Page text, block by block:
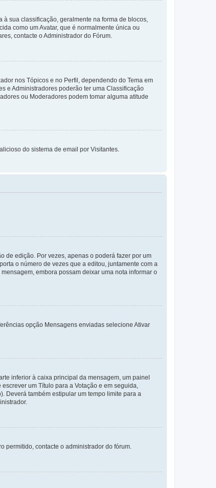
sua classificação, geralmente na forma de blocos,
como um Avatar, que é normalmente única ou
contacte o Administrador do Fórum.
nos Tópicos e no Perfil, dependendo do Tema em
e Administradores poderão ter uma Classificação
ou Moderadores podem tomar alguma atitude
do sistema de email por Visitantes.
de edição. Por vezes, apenas o poderá fazer por um
o número de vezes que a editou, juntamente com a
embora possam deixar uma nota informar o
opção Mensagens enviadas selecione Ativar
inferior à caixa principal da mensagem, um painel
um Título para a Votação e em seguida,
Deverá também estipular um tempo limite para a
permitido, contacte o administrador do fórum.